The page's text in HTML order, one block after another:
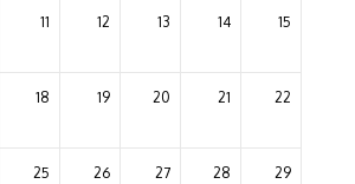
11 12 13 14 15
18 19 20 21 22
25 26 27 28 29